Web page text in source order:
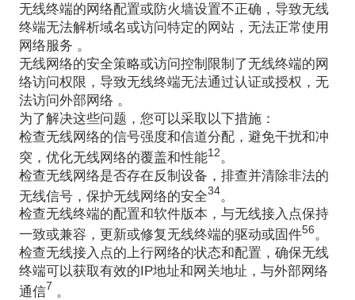
无线终端的网络配置或防火墙设置不正确，导致无线
终端无法解析域名或访问特定的网站，无法正常使用
网络服务 。
无线网络的安全策略或访问控制限制了无线终端的网
络访问权限，导致无线终端无法通过认证或授权，无
法访问外部网络 。
为了解决这些问题，您可以采取以下措施：
检查无线网络的信号强度和信道分配，避免干扰和冲
突，优化无线网络的覆盖和性能1 2。
检查无线网络是否存在反制设备，排查并清除非法的
无线信号，保护无线网络的安全34。
检查无线终端的配置和软件版本，与无线接入点保持
一致或兼容，更新或修复无线终端的驱动或固件56。
检查无线接入点的上行网络的状态和配置，确保无线
终端可以获取有效的IP地址和网关地址，与外部网络
通信7 。